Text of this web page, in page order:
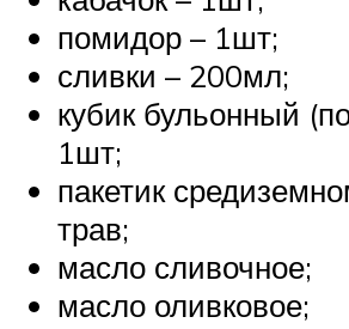
помидор – 1шт;
сливки – 200мл;
кубик бульонный
1шт;
пакетик
трав;
масло сливочное;
масло оливковое;